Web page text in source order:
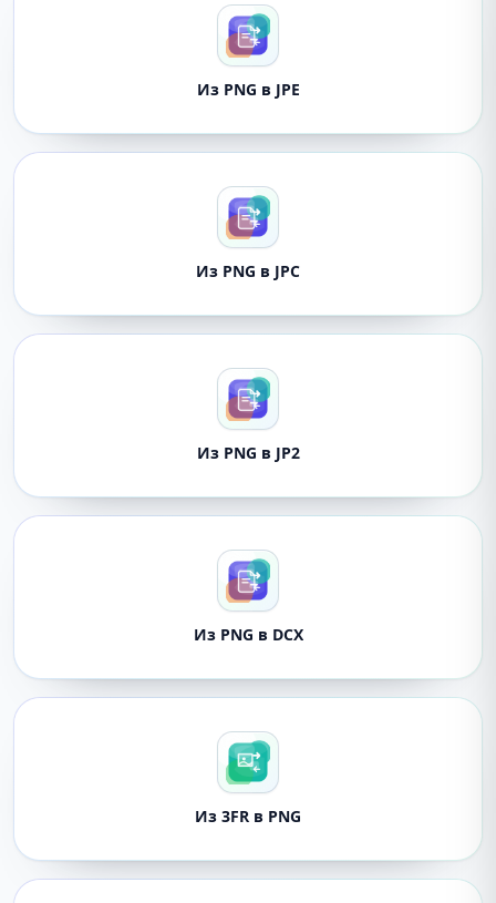
Из PNG в JPE
Из PNG в JPC
Из PNG в JP2
Из PNG в DCX
Из 3FR в PNG